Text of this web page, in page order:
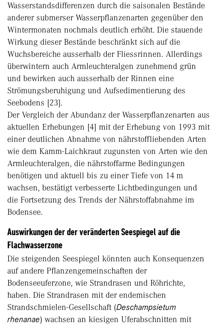
Wasserstandsdifferenzen durch die saisonalen Bestände
anderer submerser Wasserpflanzenarten gegenüber den
Wintermonaten nochmals deutlich erhöht. Die stauende
Wirkung dieser Bestände beschränkt sich auf die
Wuchsbereiche ausserhalb der Fliessrinnen. Allerdings
überwintern auch Armleuchteralgen zunehmend grün
und bewirken auch ausserhalb der Rinnen eine
Strömungsberuhigung und Aufsedimentierung des
Seebodens [23].
Der Vergleich der Abundanz der Wasserpflanzenarten aus
ak­tuellen Erhebungen [4] mit der Erhebung von 1993 mit
einer deutlichen Abnahme von nährstoffliebenden Arten
wie dem Kamm-Laichkraut zugunsten von Arten wie den
Armleuchteralgen, die nährstoffarme Bedingungen
benötigen und aktuell bis zu einer Tiefe von 14 m
wachsen, bestätigt verbesserte Lichtbedingungen und
die Fortsetzung des Trends der Nährstoffabnahme im
Bodensee.
Auswirkungen der der veränderten Seespiegel auf die
Flachwasserzone
Die steigenden Seespiegel könnten auch Konsequenzen
auf andere Pflanzengemeinschaften der
Bodenseeuferzone, wie Strandrasen und Röhrichte,
haben. Die Strandrasen mit der endemischen
Strandschmielen-Gesellschaft (Deschampsietum
rhenanae) wachsen an kiesigen Uferabschnitten mit